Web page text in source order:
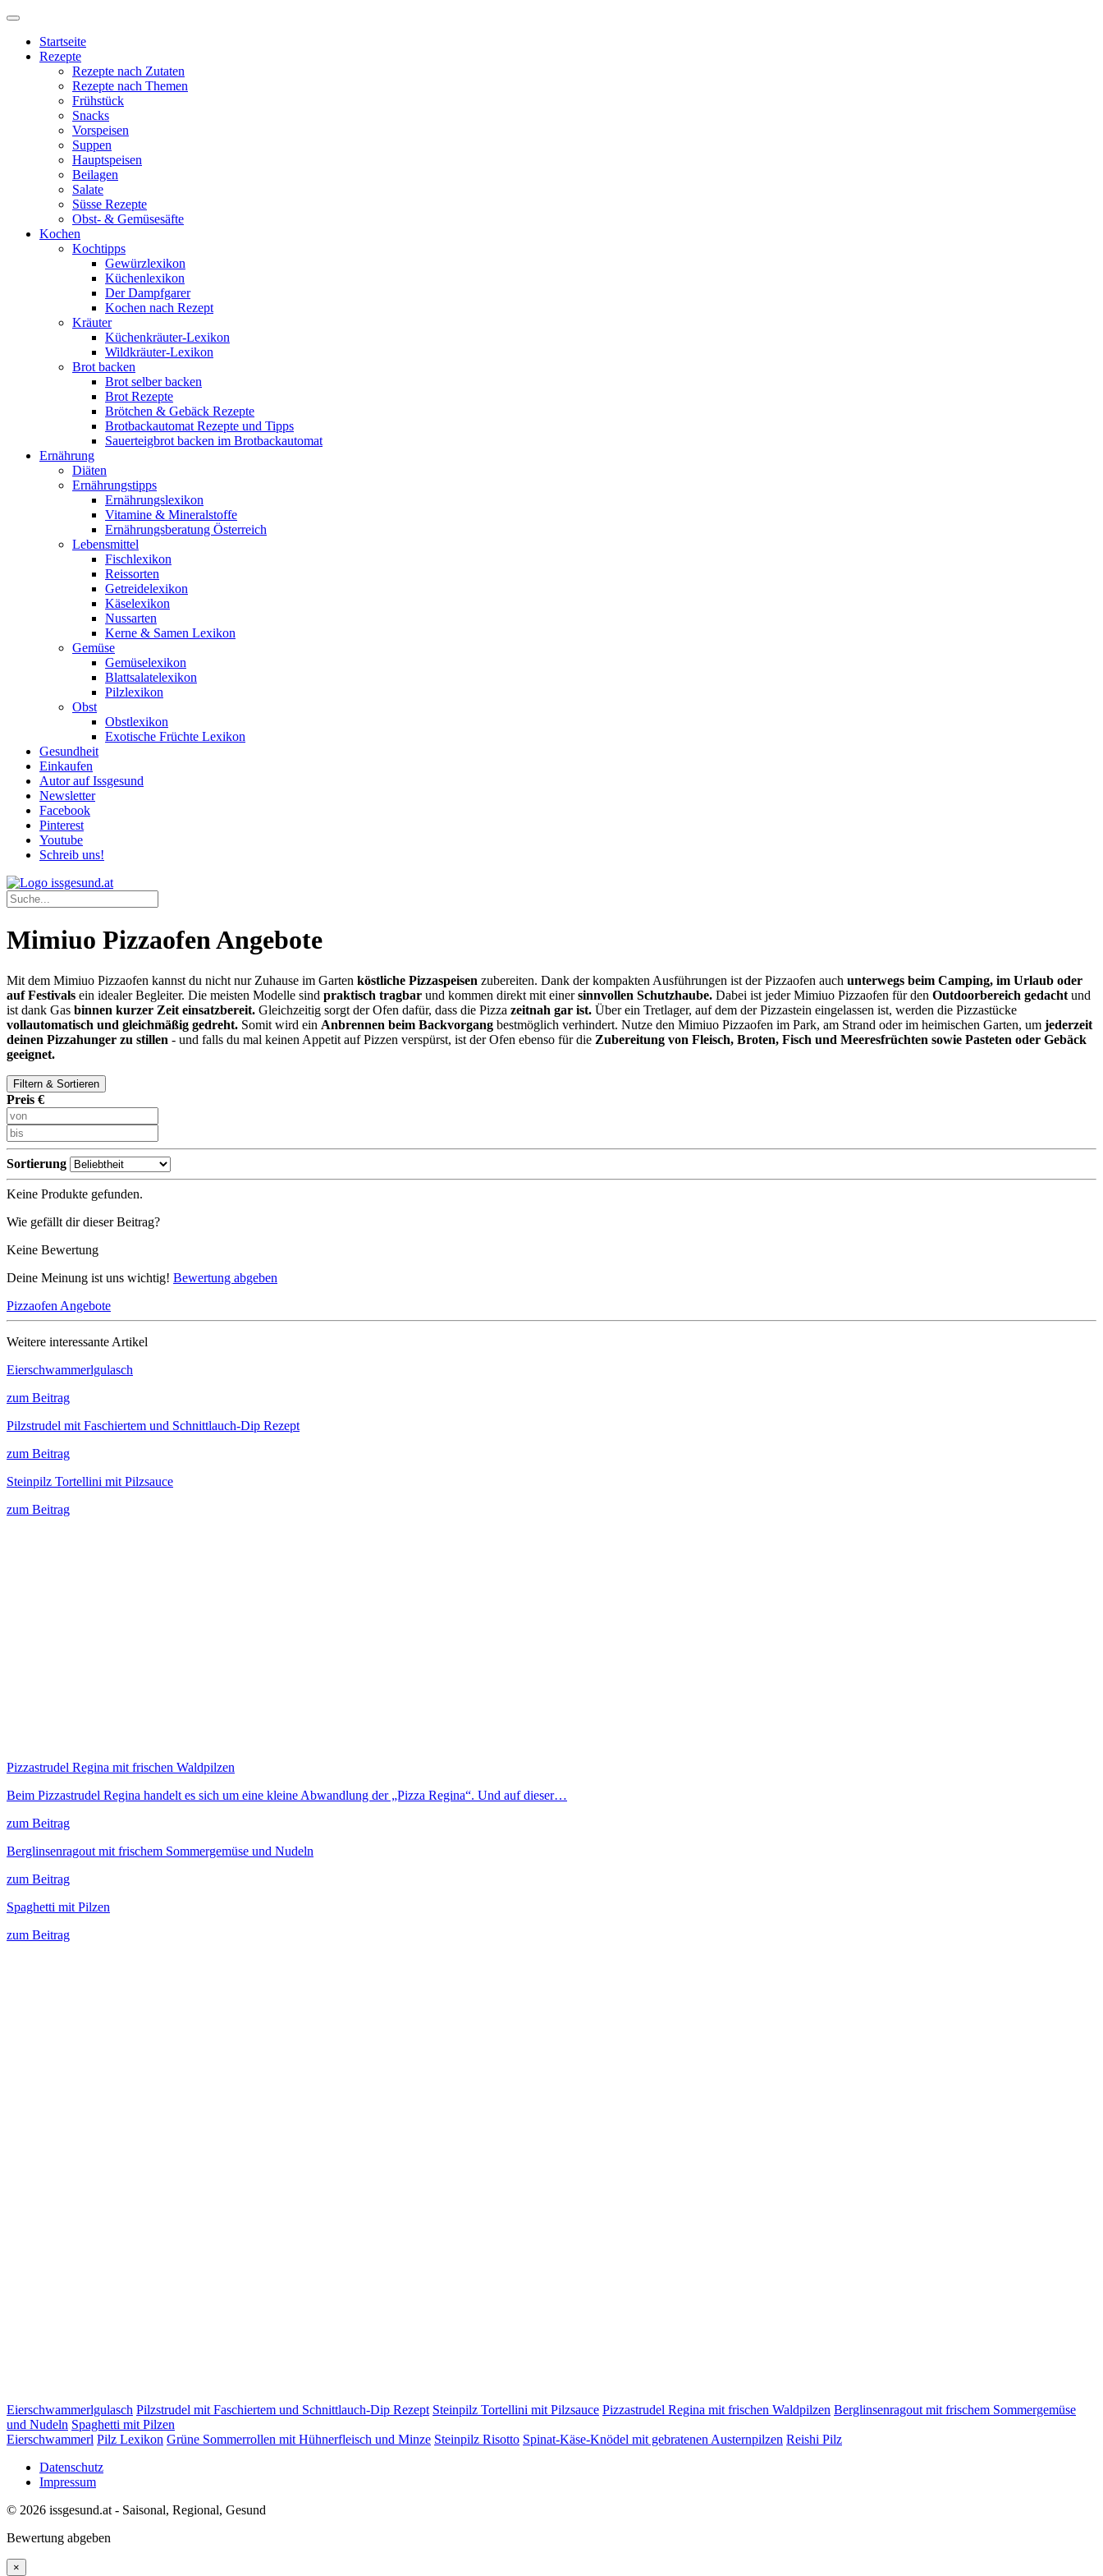
Startseite
Rezepte
Rezepte nach Zutaten
Rezepte nach Themen
Frühstück
Snacks
Vorspeisen
Suppen
Hauptspeisen
Beilagen
Salate
Süsse Rezepte
Obst- & Gemüsesäfte
Kochen
Kochtipps
Gewürzlexikon
Küchenlexikon
Der Dampfgarer
Kochen nach Rezept
Kräuter
Küchenkräuter-Lexikon
Wildkräuter-Lexikon
Brot backen
Brot selber backen
Brot Rezepte
Brötchen & Gebäck Rezepte
Brotbackautomat Rezepte und Tipps
Sauerteigbrot backen im Brotbackautomat
Ernährung
Diäten
Ernährungstipps
Ernährungslexikon
Vitamine & Mineralstoffe
Ernährungsberatung Österreich
Lebensmittel
Fischlexikon
Reissorten
Getreidelexikon
Käselexikon
Nussarten
Kerne & Samen Lexikon
Gemüse
Gemüselexikon
Blattsalatelexikon
Pilzlexikon
Obst
Obstlexikon
Exotische Früchte Lexikon
Gesundheit
Einkaufen
Autor auf Issgesund
Newsletter
Facebook
Pinterest
Youtube
Schreib uns!
Mimiuo Pizzaofen Angebote
Mit dem Mimiuo Pizzaofen kannst du nicht nur Zuhause im Garten köstliche Pizzaspeisen zubereiten. Dank der kompakten Ausführungen ist der Pizzaofen auch unterwegs beim Camping, im Urlaub oder
auf Festivals ein idealer Begleiter. Die meisten Modelle sind praktisch tragbar und kommen direkt mit einersinnvollen Schutzhaube. Dabei ist jeder Mimiuo Pizzaofen für den Outdoorbereich gedacht und
ist dank Gas binnen kurzer Zeit einsatzbereit. Gleichzeitig sorgt der Ofen dafür, dass die Pizza zeitnah gar ist. Über ein Tretlager, auf dem der Pizzastein eingelassen ist, werden die Pizzastücke
vollautomatisch und gleichmäßig gedreht. Somit wird ein Anbrennen beim Backvorgang bestmöglich verhindert. Nutze den Mimiuo Pizzaofen im Park, am Strand oder im heimischen Garten, um jederzeit
deinen Pizzahunger zu stillen - und falls du mal keinen Appetit auf Pizzen verspürst, ist der Ofen ebenso für die Zubereitung von Fleisch, Broten, Fisch und Meeresfrüchten sowie Pasteten oder Gebäck
geeignet.
Filtern & Sortieren
Preis €
Sortierung
Keine Produkte gefunden.
Wie gefällt dir dieser Beitrag?
Keine Bewertung
Deine Meinung ist uns wichtig! Bewertung abgeben
Pizzaofen Angebote
Weitere interessante Artikel
Eierschwammerlgulasch
zum Beitrag
Pilzstrudel mit Faschiertem und Schnittlauch-Dip Rezept
zum Beitrag
Steinpilz Tortellini mit Pilzsauce
zum Beitrag
Pizzastrudel Regina mit frischen Waldpilzen
Beim Pizzastrudel Regina handelt es sich um eine kleine Abwandlung der „Pizza Regina“. Und auf dieser…
zum Beitrag
Berglinsenragout mit frischem Sommergemüse und Nudeln
zum Beitrag
Spaghetti mit Pilzen
zum Beitrag
Eierschwammerlgulasch Pilzstrudel mit Faschiertem und Schnittlauch-Dip Rezept Steinpilz Tortellini mit Pilzsauce Pizzastrudel Regina mit frischen Waldpilzen Berglinsenragout mit frischem Sommergemüse
und Nudeln Spaghetti mit Pilzen
Eierschwammerl Pilz Lexikon Grüne Sommerrollen mit Hühnerfleisch und Minze Steinpilz Risotto Spinat-Käse-Knödel mit gebratenen Austernpilzen Reishi Pilz
Datenschutz
Impressum
© 2026 issgesund.at - Saisonal, Regional, Gesund
Bewertung abgeben
×